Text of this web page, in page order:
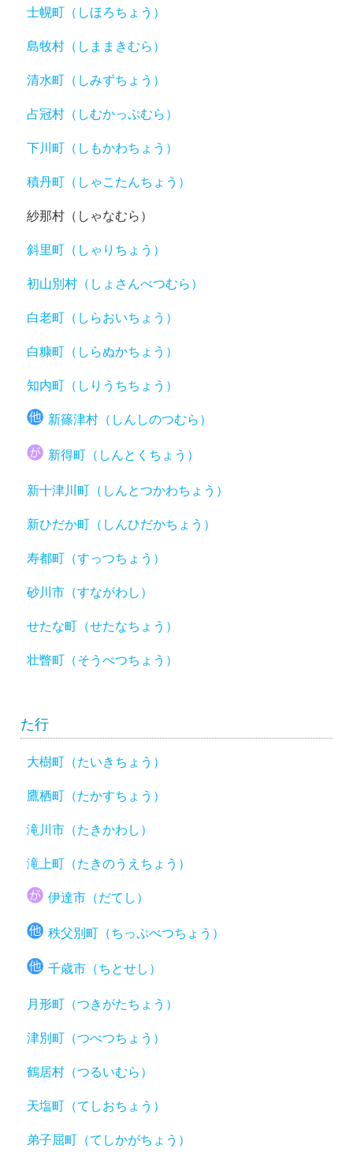
士幌町（しほろちょう）
島牧村（しままきむら）
清水町（しみずちょう）
占冠村（しむかっぷむら）
下川町（しもかわちょう）
積丹町（しゃこたんちょう）
紗那村（しゃなむら）
斜里町（しゃりちょう）
初山別村（しょさんべつむら）
白老町（しらおいちょう）
白糠町（しらぬかちょう）
知内町（しりうちちょう）
新篠津村（しんしのつむら）
新得町（しんとくちょう）
新十津川町（しんとつかわちょう）
新ひだか町（しんひだかちょう）
寿都町（すっつちょう）
砂川市（すながわし）
せたな町（せたなちょう）
壮瞥町（そうべつちょう）
た行
大樹町（たいきちょう）
鷹栖町（たかすちょう）
滝川市（たきかわし）
滝上町（たきのうえちょう）
伊達市（だてし）
秩父別町（ちっぷべつちょう）
千歳市（ちとせし）
月形町（つきがたちょう）
津別町（つべつちょう）
鶴居村（つるいむら）
天塩町（てしおちょう）
弟子屈町（てしかがちょう）